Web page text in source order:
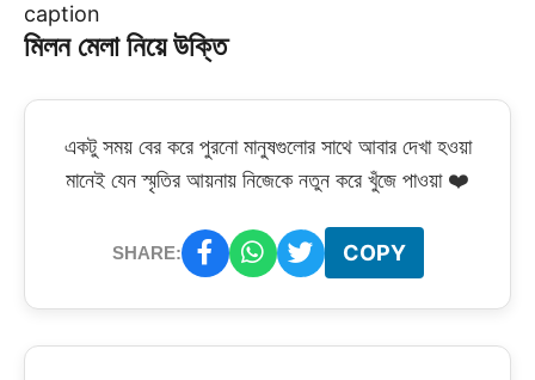
caption
মিলন মেলা নিয়ে উক্তি
একটু সময় বের করে পুরনো মানুষগুলোর সাথে আবার দেখা হওয়া
মানেই যেন স্মৃতির আয়নায় নিজেকে নতুন করে খুঁজে পাওয়া ❤️
SHARE: COPY